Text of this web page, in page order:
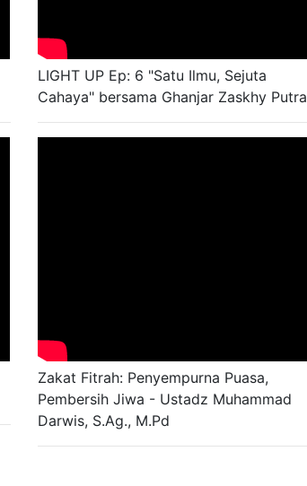
LIGHT UP Ep: 6 "Satu Ilmu, Sejuta
Cahaya" bersama Ghanjar Zaskhy Putra
Zakat Fitrah: Penyempurna Puasa,
Pembersih Jiwa - Ustadz Muhammad
Darwis, S.Ag., M.Pd